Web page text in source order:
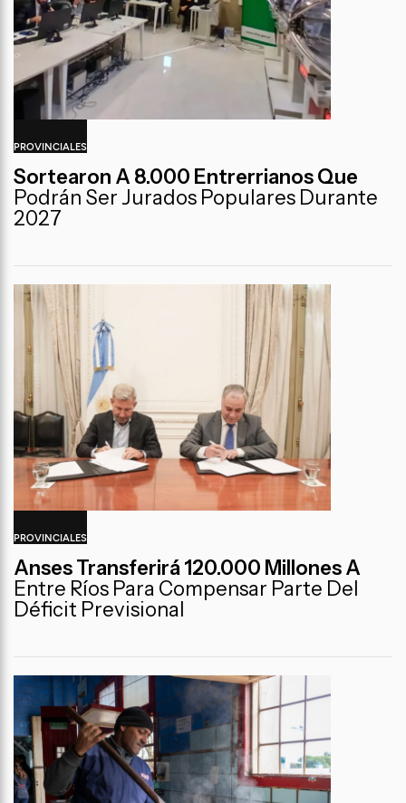
PROVINCIALES
Sortearon A 8.000 Entrerrianos Que
Podrán Ser Jurados Populares Durante
2027
PROVINCIALES
Anses Transferirá 120.000 Millones A
Entre Ríos Para Compensar Parte Del
Déficit Previsional